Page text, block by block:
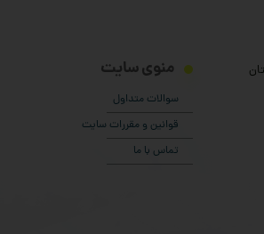
منوی سایت
سوالات متداول
قوانین و مقررات سایت
تماس با ما